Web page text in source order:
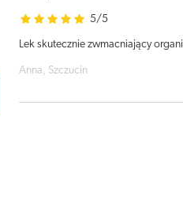
5/5
Lek skutecznie zwmacniający
Anna, Szczucin